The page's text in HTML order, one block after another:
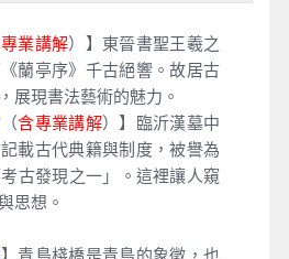
業講解）】東晉書聖王羲之
蘭亭序》千古絕響。故居古
展現書法藝術的魅力。
（含專業講解）】臨沂漢墓中
載古代典籍與制度，被譽為
考古發現之一」。這裡讓人窺
思想。